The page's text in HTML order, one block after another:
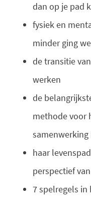
dan op je pad
fysiek en
minder ging
de transitie
werken
de
methode voor
samenwerking
haar
perspectief
7 spelregels